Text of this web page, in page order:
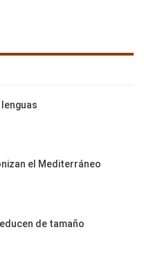
el Mediterráneo
de tamaño